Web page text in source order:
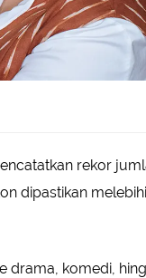
rekor
dipastikan melebihi
drama, komedi,